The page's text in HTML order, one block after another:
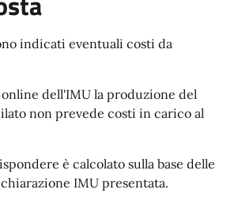
indicati eventuali costi da
dell'IMU la produzione del
non prevede costi in carico al
è calcolato sulla base delle
IMU presentata.